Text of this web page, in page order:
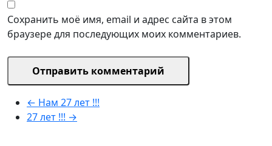
Сохранить моё имя, email и адрес сайта в этом
браузере для последующих моих комментариев.
← Нам 27 лет !!!
27 лет !!! →